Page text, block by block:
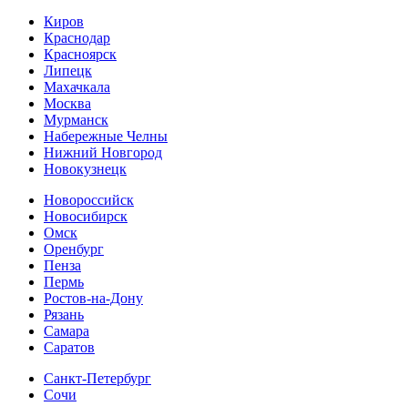
Киров
Краснодар
Красноярск
Липецк
Махачкала
Москва
Мурманск
Набережные Челны
Нижний Новгород
Новокузнецк
Новороссийск
Новосибирск
Омск
Оренбург
Пенза
Пермь
Ростов-на-Дону
Рязань
Самара
Cаратов
Санкт-Петербург
Сочи